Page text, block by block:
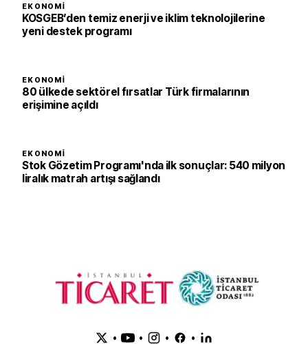
EKONOMI
KOSGEB’den temiz enerji ve iklim teknolojilerine
yeni destek programı
EKONOMI
80 ülkede sektörel fırsatlar Türk firmalarının
erişimine açıldı
EKONOMI
Stok Gözetim Programı'nda ilk sonuçlar: 540 milyon
liralık matrah artışı sağlandı
• • • •